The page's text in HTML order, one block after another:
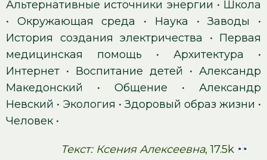
Альтернативные источники энергии • Школа
• Окружающая среда • Наука •Заводы
•
История создания электричества • Первая
медицинская помощь • Архитектура •
Интернет • Воспитание детей • Александр
Македонский • Общение • Александр
Невский • Экология • Здоровый образ жизни •
Человек •
Текст: Ксения Алексеевна, 17.5k